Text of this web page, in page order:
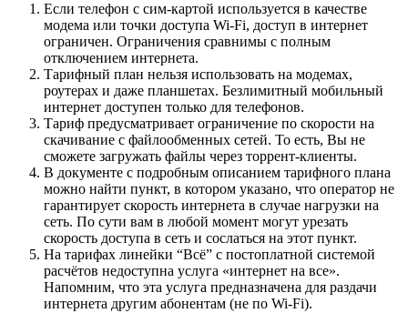
Если телефон с сим-картой используется в качестве
модема или точки доступа Wi-Fi, доступ в интернет
ограничен. Ограничения сравнимы с полным
отключением интернета.
Тарифный план нельзя использовать на модемах,
роутерах и даже планшетах. Безлимитный мобильный
интернет доступен только для телефонов.
Тариф предусматривает ограничение по скорости на
скачивание с файлообменных сетей. То есть, Вы не
сможете загружать файлы через торрент-клиенты.
В документе с подробным описанием тарифного плана
можно найти пункт, в котором указано, что оператор не
гарантирует скорость интернета в случае нагрузки на
сеть. По сути вам в любой момент могут урезать
скорость доступа в сеть и сослаться на этот пункт.
На тарифах линейки “Всё” с постоплатной системой
расчётов недоступна услуга «интернет на все».
Напомним, что эта услуга предназначена для раздачи
интернета другим абонентам (не по Wi-Fi).